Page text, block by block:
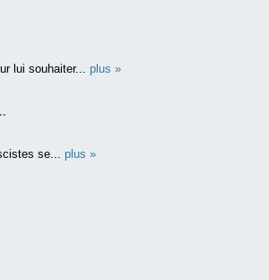
lui souhaiter... plus »
se... plus »